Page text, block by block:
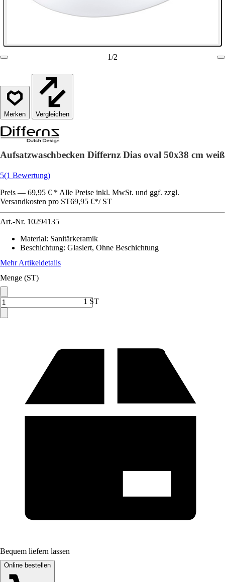
1/2
Vergleichen
Aufsatzwaschbecken Differnz Dias oval 50x38 cm weiß
5(1 Bewertung)
Preis — 69,95 € * Alle Preise inkl. MwSt. und ggf. zzgl.
Versandkosten pro ST69,95 €*/ ST
Art.-Nr. 10294135
Material: Sanitärkeramik
Beschichtung: Glasiert, Ohne Beschichtung
Mehr Artikeldetails
Menge (ST)
1 ST
Bequem liefern lassen
Online bestellen